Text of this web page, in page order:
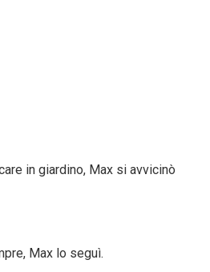
in giardino, Max si avvicinò
Max lo seguì.